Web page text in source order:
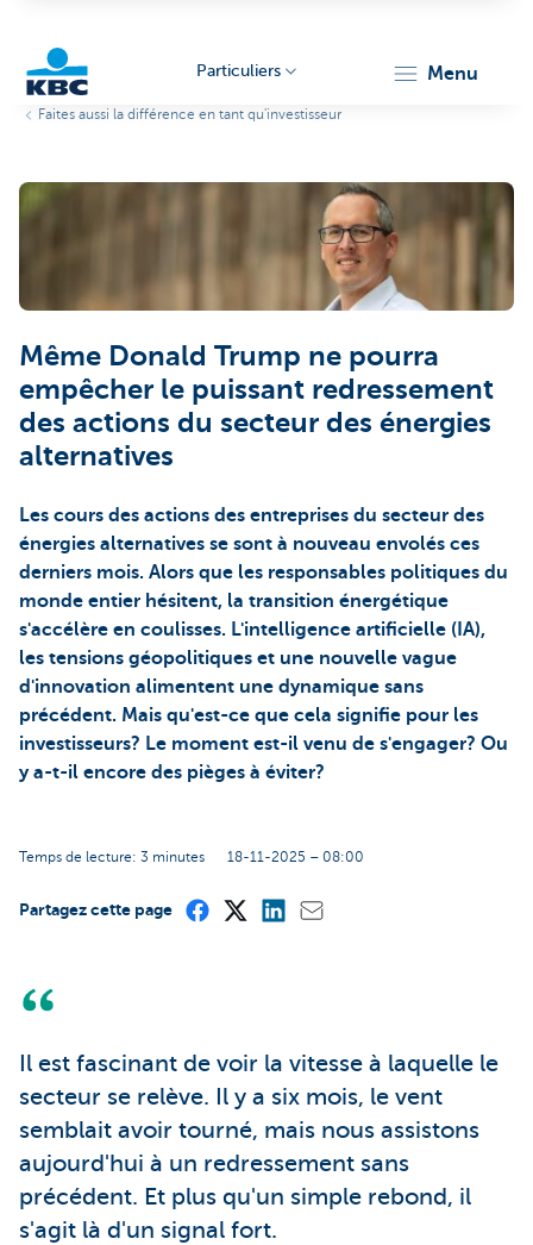
Particuliers menu
Faites aussi la différence en tant qu'investisseur
Même Donald Trump ne pourra
empêcher le puissant redressement
des actions du secteur des énergies
alternatives
Les cours des actions des entreprises du secteur des
énergies alternatives se sont à nouveau envolés ces
derniers mois. Alors que les responsables politiques du
monde entier hésitent, la transition énergétique
s'accélère en coulisses. L'intelligence artificielle (IA),
les tensions géopolitiques et une nouvelle vague
d'innovation alimentent une dynamique sans
précédent. Mais qu'est-ce que cela signifie pour les
investisseurs? Le moment est-il venu de s'engager? Ou
y a-t-il encore des pièges à éviter?
Temps de lecture: 3 minutes 18-11-2025 – 08:00
Partagez cette page
Il est fascinant de voir la vitesse à laquelle le
secteur se relève. Il y a six mois, le vent
semblait avoir tourné, mais nous assistons
aujourd'hui à un redressement sans
précédent. Et plus qu'un simple rebond, il
s'agit là d'un signal fort.